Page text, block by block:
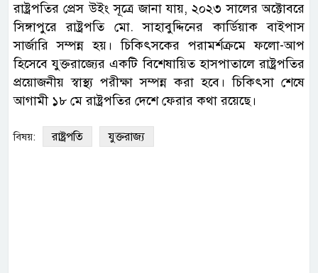
রাষ্ট্রপতির প্রেস উইং সূত্রে জানা যায়, ২০২৩ সালের অক্টোবরে
সিঙ্গাপুরে রাষ্ট্রপতি মো. সাহাবুদ্দিনের কার্ডিয়াক বাইপাস
সার্জারি সম্পন্ন হয়। চিকিৎসকের পরামর্শক্রমে ফলো-আপ
হিসেবে যুক্তরাজ্যের একটি বিশেষায়িত হাসপাতালে রাষ্ট্রপতির
প্রয়োজনীয় স্বাস্থ্য পরীক্ষা সম্পন্ন করা হবে। চিকিৎসা শেষে
আগামী ১৮ মে রাষ্ট্রপতির দেশে ফেরার কথা রয়েছে।
বিষয়: রাষ্ট্রপতি যুক্তরাজ্য